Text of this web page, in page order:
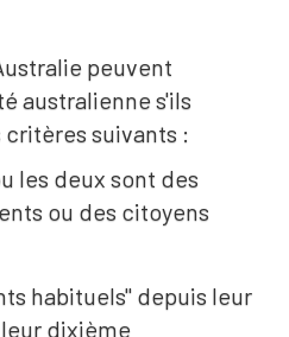
peuvent
australienne s'ils
suivants :
les deux sont des
ou des citoyens
habituels" depuis leur
dixième